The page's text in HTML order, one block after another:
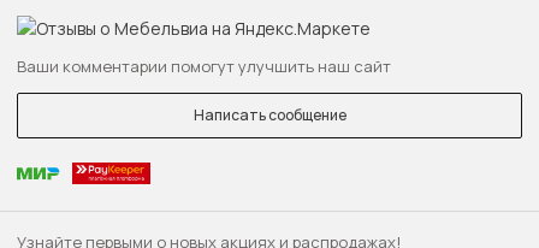
Узнайте первыми о новых акциях и распродажах!
Ваши комментарии помогут улучшить наш сайт
Написать сообщение